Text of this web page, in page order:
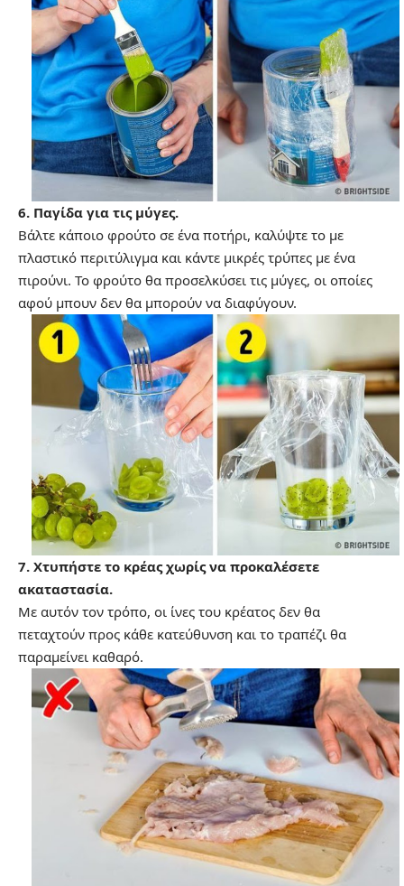
6. Παγίδα για τις μύγες.
Βάλτε κάποιο φρούτο σε ένα ποτήρι, καλύψτε το με
πλαστικό περιτύλιγμα και κάντε μικρές τρύπες με ένα
πιρούνι. Το φρούτο θα προσελκύσει τις μύγες, οι οποίες
αφού μπουν δεν θα μπορούν να διαφύγουν.
7. Χτυπήστε το κρέας χωρίς να προκαλέσετε
ακαταστασία.
Με αυτόν τον τρόπο, οι ίνες του κρέατος δεν θα
πεταχτούν προς κάθε κατεύθυνση και το τραπέζι θα
παραμείνει καθαρό.